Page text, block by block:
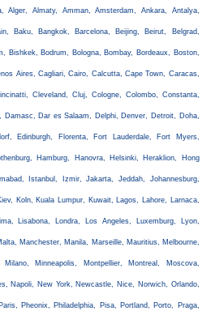
Alger, Almaty, Amman, Amsterdam, Ankara, Antalya,
Baku, Bangkok, Barcelona, Beijing, Beirut, Belgrad,
Bishkek, Bodrum, Bologna, Bombay, Bordeaux, Boston,
Aires, Cagliari, Cairo, Calcutta, Cape Town, Caracas,
Cleveland, Cluj, Cologne, Colombo, Constanta,
Damasc, Dar es Salaam, Delphi, Denver, Detroit, Doha,
Edinburgh, Florenta, Fort Lauderdale, Fort Myers,
Hamburg, Hanovra, Helsinki, Heraklion, Hong
Istanbul, Izmir, Jakarta, Jeddah, Johannesburg,
Koln, Kuala Lumpur, Kuwait, Lagos, Lahore, Larnaca,
Lisabona, Londra, Los Angeles, Luxemburg, Lyon,
Manchester, Manila, Marseille, Mauritius, Melbourne,
Minneapolis, Montpellier, Montreal, Moscova,
Napoli, New York, Newcastle, Nice, Norwich, Orlando,
Pheonix, Philadelphia, Pisa, Portland, Porto, Praga,